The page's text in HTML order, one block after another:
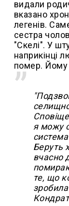
видали
вказано
легенів.
сестра
"Скелі". У
наприкінці
помер. Йому
я можу
Беруть
вчасно
те, що